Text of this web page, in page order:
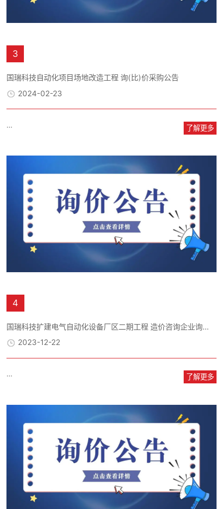
3
国瑞科技自动化项目场地改造工程 询(比)价采购公告
2024-02-23
... 了解更多
4
国瑞科技扩建电气自动化设备厂区二期工程 造价咨询企业询（比）价采购公告
2023-12-22
... 了解更多